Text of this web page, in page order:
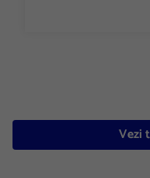
Vezi